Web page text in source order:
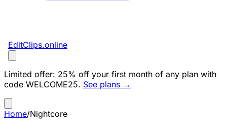
EditClips.online
Limited offer: 25% off your first month of any plan with
code WELCOME25. See plans →
Home/Nightcore